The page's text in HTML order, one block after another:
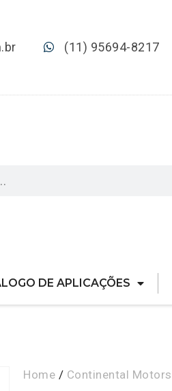
(11) 95694-8217
DE APLICAÇÕES
Home / Continental Motors